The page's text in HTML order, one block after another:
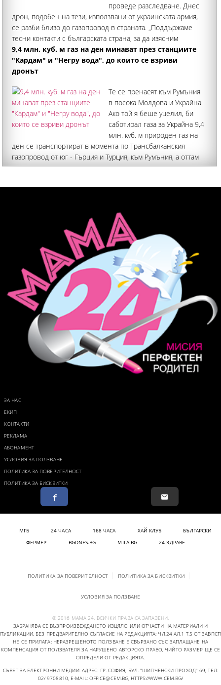
проведе разследване. Днес
дрон, подобен на тези, използвани от украинската армия,
се разби близо до газопровод в страната. „Поддържаме
тесни контакти с българската страна, за да изясним
обстоятелствата", заяви пред журналисти говорителят на
украинското министерство
9,4 млн. куб. м газ на ден минават през станциите
"Кардам" и "Негру вода", до които се взриви
дронът
Те се пренасят към Румъния
в посока Молдова и Украйна
Ако той я беше уцелил, би
саботирал газа за Украйна 9,4
млн. куб. м природен газ на
ден се транспортират в момента по Трансбалканския
газопровод от юг - Гърция и Турция, към Румъния, а оттам
възможностите са към Молдова и Украйна, а
ЗА НАС
ЕКИП
КОНТАКТИ
РЕКЛАМА
АБОНАМЕНТ
УСЛОВИЯ ЗА ПОЛЗВАНЕ
ПОЛИТИКА ЗА ПОВЕРИТЕЛНОСТ
ПОЛИТИКА ЗА БИСКВИТКИ
МГБ 24 ЧАСА 168 ЧАСА ХАЙ КЛУБ
БЪЛГАРСКИ
ФЕРМЕР
BGDNES.BG MILA.BG 24 ЗДРАВЕ
ПОЛИТИКА ЗА ПОВЕРИТЕЛНОСТ ПОЛИТИКА ЗА БИСКВИТКИ
УСЛОВИЯ ЗА ПОЛЗВАНЕ
© 2016 МАМА 24. ВСИЧКИ ПРАВА СА ЗАПАЗЕНИ.
ЗАБРАНЯВА СЕ ВЪЗПРОИЗВЕЖДАНЕТО ИЗЦЯЛО ИЛИ ОТЧАСТИ НА МАТЕРИАЛИ И
ПУБЛИКАЦИИ, БЕЗ ПРЕДВАРИТЕЛНО СЪГЛАСИЕ НА РЕДАКЦИЯТА; ЧЛ.24 АЛ.1 Т.5 ОТ ЗАВПСП
НЕ СЕ ПРИЛАГА; НЕРАЗРЕШЕНОТО ПОЛЗВАНЕ Е СВЪРЗАНО СЪС ЗАПЛАЩАНЕ НА
КОМПЕНСАЦИЯ ОТ ПОЛЗВАТЕЛЯ ЗА НАРУШЕНО АВТОРСКО ПРАВО, ЧИЙТО РАЗМЕР ЩЕ СЕ
ОПРЕДЕЛИ ОТ РЕДАКЦИЯТА.
СЪВЕТ ЗА ЕЛЕКТРОННИ МЕДИИ: АДРЕС: ГР. СОФИЯ, БУЛ. "ШИПЧЕНСКИ ПРОХОД" 69, ТЕЛ:
02/ 9708810, E-MAIL: OFFICE@CEM.BG HTTPS://WWW.CEM.BG/